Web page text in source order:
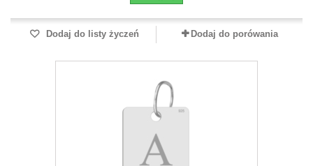
Dodaj do listy życzeń Dodaj do porówania